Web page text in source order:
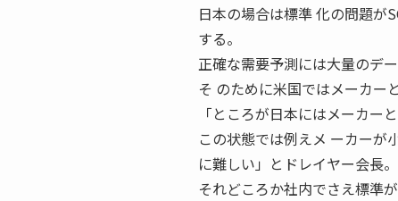
日本の場合は標準 化の問題が
する。
正確な需要予測には大量のデ
そ のために米国ではメーカー
「ところが日本にはメーカー
この状態では例えメ ーカーが
に難しい」とドレイヤー会長。
それどころか社内でさえ標準が